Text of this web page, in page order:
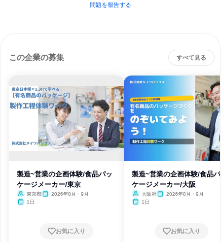
問題を報告する
この企業の募集 すべて見る
製造~営業の企画体験/食品パッ
ケージメーカー/東京
東京都
2026年8月・9月
1日
お気に入り
製造~営業の企画体験/食品
ケージメーカー/大阪
大阪府
2026年8月・9月
1日
お気に入り